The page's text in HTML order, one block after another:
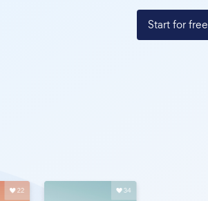
Start for free